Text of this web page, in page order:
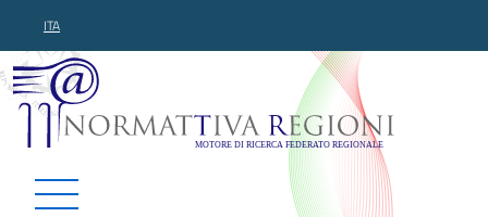
ITA
Normattiva Regioni -